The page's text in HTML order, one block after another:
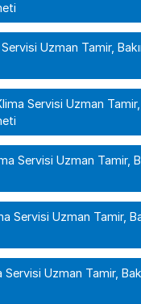
Uzman Tamir,
Servisi Uzman Tamir,
Servisi Uzman Tamir,
Servisi Uzman Tamir,
Servisi Uzman Tamir,